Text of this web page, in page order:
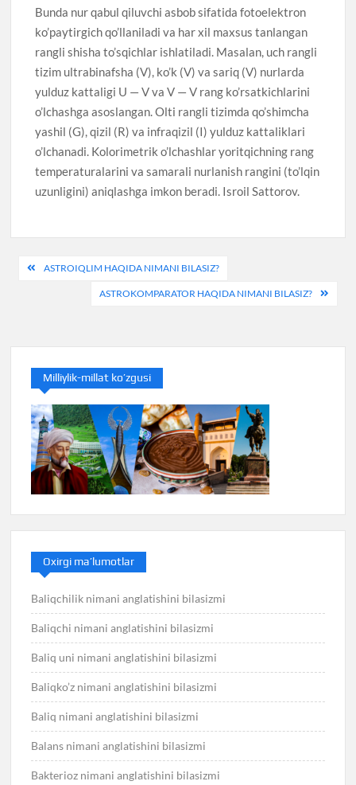
Bunda nur qabul qiluvchi asbob sifatida fotoelektron
ko’paytirgich qo’llaniladi va har xil maxsus tanlangan
rangli shisha to’sqichlar ishlatiladi. Masalan, uch rangli
tizim ultrabinafsha (V), ko’k (V) va sariq (V) nurlarda
yulduz kattaligi U — V va V — V rang ko’rsatkichlarini
o’lchashga asoslangan. Olti rangli tizimda qo’shimcha
yashil (G), qizil (R) va infraqizil (I) yulduz kattaliklari
o’lchanadi. Kolorimetrik o’lchashlar yoritqichning rang
temperaturalarini va samarali nurlanish rangini (to’lqin
uzunligini) aniqlashga imkon beradi. Isroil Sattorov.
PostASTROIQLIM HAQIDA NIMANI BILASIZ?
ASTROKOMPARATOR HAQIDA NIMANI BILASIZ?
Milliylik-millat ko’zgusi
Oxirgi ma’lumotlar
Baliqchilik nimani anglatishini bilasizmi
Baliqchi nimani anglatishini bilasizmi
Baliq uni nimani anglatishini bilasizmi
Baliqko’z nimani anglatishini bilasizmi
Baliq nimani anglatishini bilasizmi
Balans nimani anglatishini bilasizmi
Bakterioz nimani anglatishini bilasizmi